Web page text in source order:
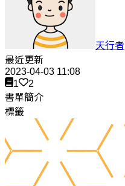
天行者
最近更新
2023-04-03 11:08
1
2
書單簡介
標籤